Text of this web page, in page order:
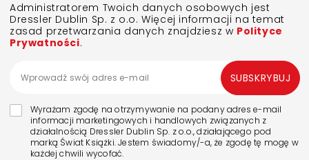
Administratorem Twoich danych osobowych jest
Dressler Dublin Sp. z o.o. Więcej informacji na temat
zasad przetwarzania danych znajdziesz w Polityce
Prywatności.
Wyrażam zgodę na otrzymywanie na podany adres e-mail
informacji marketingowych i handlowych związanych z
działalnością Dressler Dublin Sp. z o.o., działającego pod
marką Świat Książki. Jestem świadomy/-a, że zgodę tę mogę w
każdej chwili wycofać.
SUBSKRYBUJ